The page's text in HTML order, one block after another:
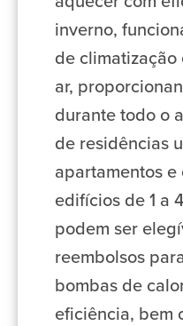
inverno,
de
ar,
durante todo o
de residências
apartamentos e
edifícios de 1 a
podem ser
reembolsos
bombas de
eficiência, bem